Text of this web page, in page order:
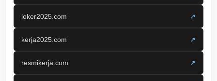
loker2025.com ↗
kerja2025.com ↗
resmikerja.com ↗